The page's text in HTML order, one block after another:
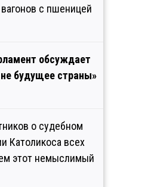
с пшеницей
обсуждает
будущее страны»
о судебном
Католикоса всех
этот немыслимый